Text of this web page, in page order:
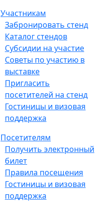
Участникам
Забронировать стенд
Каталог стендов
Субсидии на участие
Советы по участию в
выставке
Пригласить
посетителей на стенд
Гостиницы и визовая
поддержка
Посетителям
Получить электронный
билет
Правила посещения
Гостиницы и визовая
поддержка